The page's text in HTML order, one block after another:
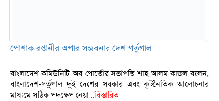
পোশাক রপ্তানীর অপার সম্ভবনার দেশ পর্তুগাল
বাংলাদেশ কমিউনিটি অব পোর্তোর সভাপতি শাহ আলম কাজল বলেন,
বাংলাদেশ-পর্তুগাল দুই দেশের সরকার এবং কূটনৈতিক আলোচনার
মাধ্যমে সঠিক পদক্ষেপ নেয়া..বিস্তারিত